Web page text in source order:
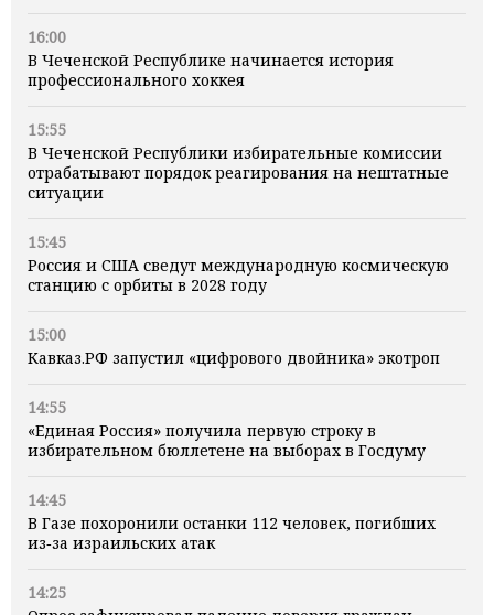
16:00
В Чеченской Республике начинается история
профессионального хоккея
15:55
В Чеченской Республики избирательные комиссии
отрабатывают порядок реагирования на нештатные
ситуации
15:45
Россия и США сведут международную космическую
станцию с орбиты в 2028 году
15:00
Кавказ.РФ запустил «цифрового двойника» экотроп
14:55
«Единая Россия» получила первую строку в
избирательном бюллетене на выборах в Госдуму
14:45
В Газе похоронили останки 112 человек, погибших
из‑за израильских атак
14:25